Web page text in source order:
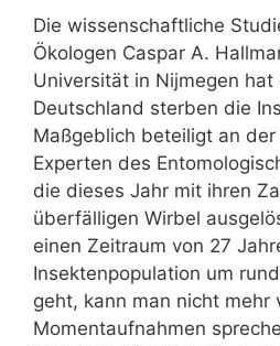
Die wissenschaftliche
Ökologen Caspar A.
Universität in Nijmegen hat
Deutschland sterben die
Maßgeblich beteiligt an
Experten des
die dieses Jahr mit ihren
überfälligen Wirbel
einen Zeitraum von 27
Insektenpopulation um
geht, kann man nicht mehr
Momentaufnahmen